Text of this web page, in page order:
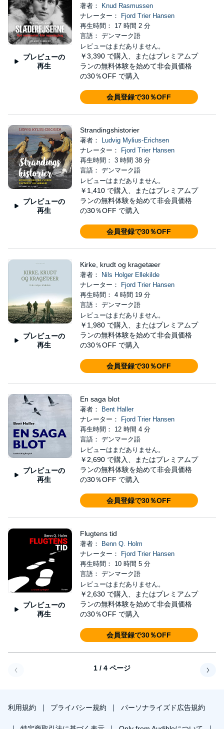
プレビューの
再生
著者：
Knud Rasmussen
ナレーター：
Fjord Trier Hansen
再生時間： 17 時間 2 分
言語： デンマーク語
レビューはまだありません。
￥3,390 で購入、またはプレミアムプ
ランの無料体験を始めて非会員価格
の30％OFF で購入
会員登録で30％OFF
プレビューの
再生
Strandingshistorier
著者：
Ludvig Mylius-Erichsen
ナレーター：
Fjord Trier Hansen
再生時間： 3 時間 38 分
言語： デンマーク語
レビューはまだありません。
￥1,410 で購入、またはプレミアムプ
ランの無料体験を始めて非会員価格
の30％OFF で購入
会員登録で30％OFF
プレビューの
再生
Kirke, krudt og kragetæer
著者：
Nils Holger Ellekilde
ナレーター：
Fjord Trier Hansen
再生時間： 4 時間 19 分
言語： デンマーク語
レビューはまだありません。
￥1,980 で購入、またはプレミアムプ
ランの無料体験を始めて非会員価格
の30％OFF で購入
会員登録で30％OFF
プレビューの
再生
En saga blot
著者：
Bent Haller
ナレーター：
Fjord Trier Hansen
再生時間： 12 時間 4 分
言語： デンマーク語
レビューはまだありません。
￥2,690 で購入、またはプレミアムプ
ランの無料体験を始めて非会員価格
の30％OFF で購入
会員登録で30％OFF
プレビューの
再生
Flugtens tid
著者：
Benn Q. Holm
ナレーター：
Fjord Trier Hansen
再生時間： 10 時間 5 分
言語： デンマーク語
レビューはまだありません。
￥2,630 で購入、またはプレミアムプ
ランの無料体験を始めて非会員価格
の30％OFF で購入
会員登録で30％OFF
1 / 4 ページ
利用規約 プライバシー規約 パーソナライズド広告規約